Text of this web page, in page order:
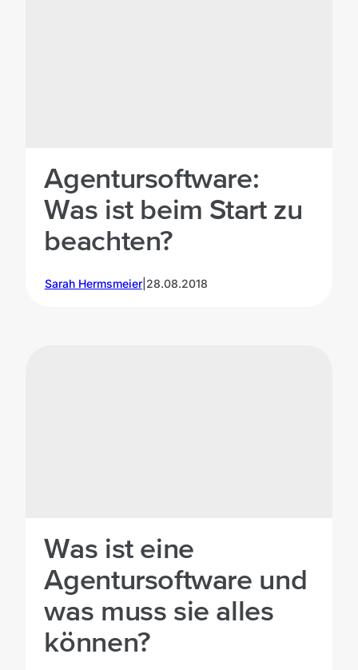
Agentursoftware:
Was ist beim Start zu
beachten?
Sarah Hermsmeier| 28.08.2018
Was ist eine
Agentursoftware und
was muss sie alles
können?